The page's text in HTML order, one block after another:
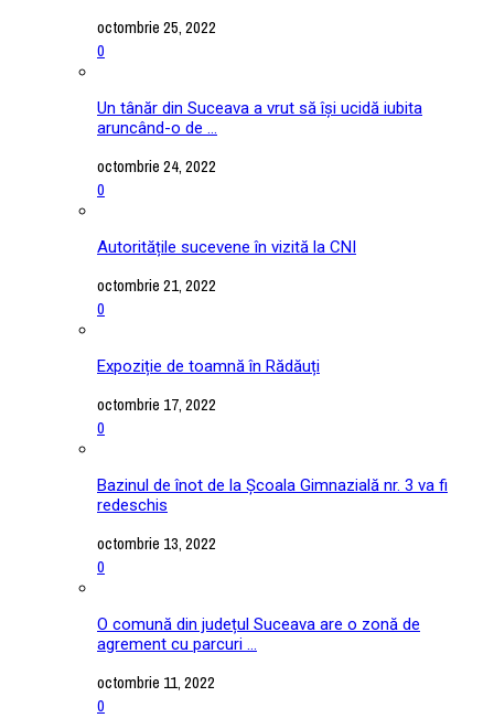
octombrie 25, 2022
0
Un tânăr din Suceava a vrut să își ucidă iubita
aruncând-o de ...
octombrie 24, 2022
0
Autoritățile sucevene în vizită la CNI
octombrie 21, 2022
0
Expoziție de toamnă în Rădăuți
octombrie 17, 2022
0
Bazinul de înot de la Școala Gimnazială nr. 3 va fi
redeschis
octombrie 13, 2022
0
O comună din județul Suceava are o zonă de
agrement cu parcuri ...
octombrie 11, 2022
0